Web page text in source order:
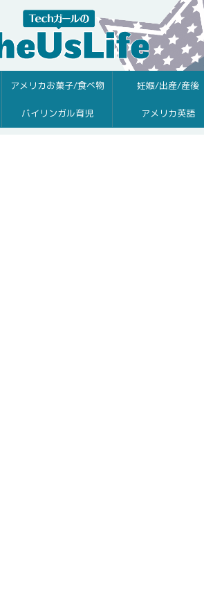
アメリカお菓子/食べ物 妊娠/出産/産後
バイリンガル育児 アメリカ英語